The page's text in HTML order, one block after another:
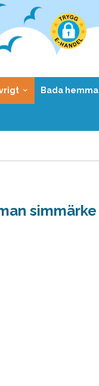
Bada hemma
simmärke